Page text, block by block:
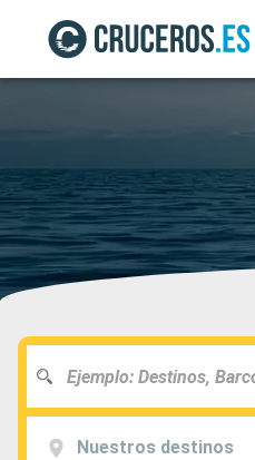
Nuestros destinos